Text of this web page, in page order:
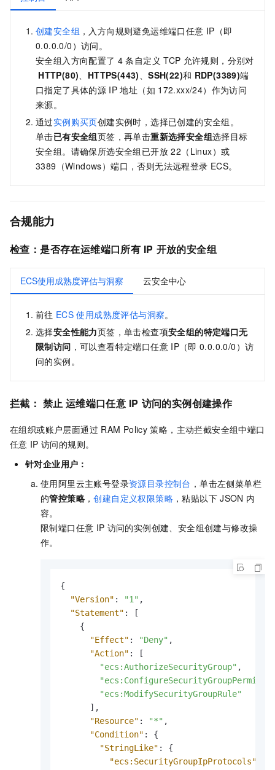
创建安全组 ，入方向规则避免运维端口任意 IP（即
0.0.0.0/0）访问。
安全组入方向配置了 4 条自定义 TCP 允许规则，分别对
HTTP(80)、 HTTPS(443)、SSH(22)和 RDP(3389)端
口指定了具体的源 IP 地址（如 172.xxx/24）作为访问
来源。
通过实例购买页创建实例时，选择已创建的安全组。
单击已有安全组页签，再单击重新选择安全组选择目标
安全组。请确保所选安全组已开放 22（Linux）或
3389（Windows）端口，否则无法远程登录 ECS。
合规能力
检查：是否存在运维端口所有 IP 开放的安全组
ECS使用成熟度评估与洞察 云安全中心
前往 ECS 使用成熟度评估与洞察。
选择安全性能力页签，单击检查项安全组的特定端口无
限制访问 ，可以查看特定端口任意 IP（即 0.0.0.0/0）访
问的实例。
拦截： 禁止 运维端口任意 IP 访问的实例创建操作
在组织或账户层面通过 RAM Policy 策略，主动拦截安全组中端口
任意 IP 访问的规则。
针对企业用户：
使用阿里云主账号登录资源目录控制台 ，单击左侧菜单栏
的管控策略 ，创建自定义权限策略 ，粘贴以下 JSON 内
容。
限制端口任意 IP 访问的实例创建、安全组创建与修改操
作。
{
"Version" : "1" ,
"Statement" :
[
{
"Effect" : "Deny" ,
"Action" :
[
"ecs:AuthorizeSecurityGroup" ,
"ecs:ModifySecurityGroupRule"
] ,
"Resource" : "*" ,
"Condition" :
{
"StringLike" :
{
"ecs:SecurityGroupIpProtocols"